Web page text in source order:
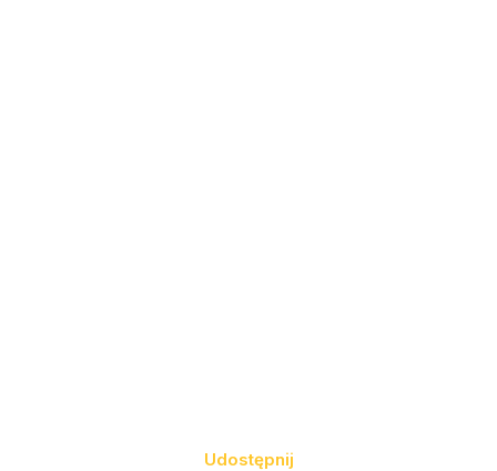
Udostępnij